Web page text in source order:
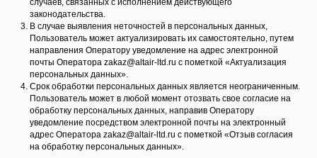
случаев, связанных с исполнением действующего
законодательства.
В случае выявления неточностей в персональных данных,
Пользователь может актуализировать их самостоятельно, путем
направления Оператору уведомление на адрес электронной
почты Оператора zakaz@altair-ltd.ru с пометкой «Актуализация
персональных данных».
Срок обработки персональных данных является неограниченным.
Пользователь может в любой момент отозвать свое согласие на
обработку персональных данных, направив Оператору
уведомление посредством электронной почты на электронный
адрес Оператора zakaz@altair-ltd.ru с пометкой «Отзыв согласия
на обработку персональных данных».